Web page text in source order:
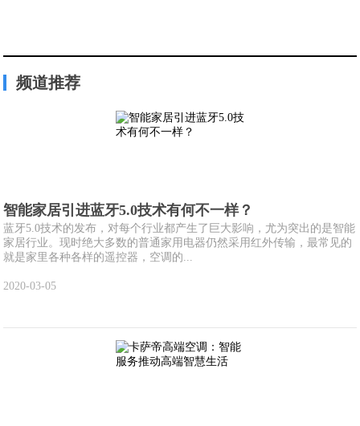
频道推荐
智能家居引进蓝牙5.0技术有何不一样？
蓝牙5.0技术的发布，对每个行业都产生了巨大影响，尤为突出的是智能
家居行业。现时绝大多数的普通家用电器仍然采用红外传输，最常见的
就是家里各种各样的遥控器，空调的...
2020-03-05